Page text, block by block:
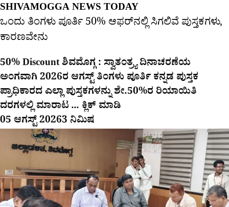
SHIVAMOGGA NEWS TODAY
ಒಂದು ತಿಂಗಳು ಪೂರ್ತಿ 50% ಆಫರ್​ನಲ್ಲಿ ಸಿಗಲಿವೆ ಪುಸ್ತಕಗಳು,
ಕಾರಣವೇನು
50% Discount ಶಿವಮೊಗ್ಗ : ಸ್ವಾತಂತ್ರ್ಯ ದಿನಾಚರಣೆಯ
ಅಂಗವಾಗಿ 2026ರ ಆಗಸ್ಟ್ ತಿಂಗಳು ಪೂರ್ತಿ ಕನ್ನಡ ಪುಸ್ತಕ
ಪ್ರಾಧಿಕಾರದ ಎಲ್ಲಾ ಪುಸ್ತಕಗಳನ್ನು ಶೇ.50%ರ ರಿಯಾಯಿತಿ
ದರಗಳಲ್ಲಿ ಮಾರಾಟ ... ಕ್ಲಿಕ್ ಮಾಡಿ
05 ಆಗಸ್ಟ್ 20263 ನಿಮಿಷ